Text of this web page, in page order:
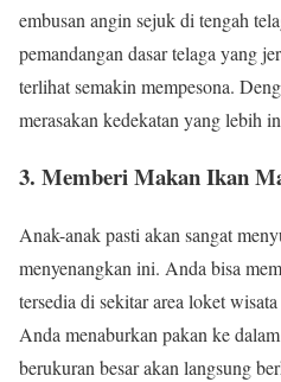
embusan angin sejuk di tengah
pemandangan dasar telaga yang
terlihat semakin mempesona.
merasakan kedekatan yang lebih
3. Memberi Makan Ikan
Anak-anak pasti akan sangat
menyenangkan ini. Anda bisa
tersedia di sekitar area loket
Anda menaburkan pakan ke
berukuran besar akan langsung